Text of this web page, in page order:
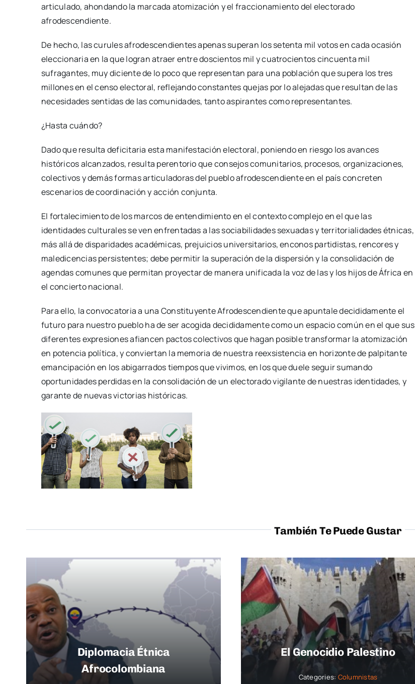
articulado, ahondando la marcada atomización y el fraccionamiento del electorado
afrodescendiente.
De hecho, las curules afrodescendientes apenas superan los setenta mil votos en cada ocasión
eleccionaria en la que logran atraer entre doscientos mil y cuatrocientos cincuenta mil
sufragantes, muy diciente de lo poco que representan para una población que supera los tres
millones en el censo electoral, reflejando constantes quejas por lo alejadas que resultan de las
necesidades sentidas de las comunidades, tanto aspirantes como representantes.
¿Hasta cuándo?
Dado que resulta deficitaria esta manifestación electoral, poniendo en riesgo los avances
históricos alcanzados, resulta perentorio que consejos comunitarios, procesos, organizaciones,
colectivos y demás formas articuladoras del pueblo afrodescendiente en el país concreten
escenarios de coordinación y acción conjunta.
El fortalecimiento de los marcos de entendimiento en el contexto complejo en el que las
identidades culturales se ven enfrentadas a las sociabilidades sexuadas y territorialidades étnicas,
más allá de disparidades académicas, prejuicios universitarios, enconos partidistas, rencores y
maledicencias persistentes; debe permitir la superación de la dispersión y la consolidación de
agendas comunes que permitan proyectar de manera unificada la voz de las y los hijos de África en
el concierto nacional.
Para ello, la convocatoria a una Constituyente Afrodescendiente que apuntale decididamente el
futuro para nuestro pueblo ha de ser acogida decididamente como un espacio común en el que sus
diferentes expresiones afiancen pactos colectivos que hagan posible transformar la atomización
en potencia política, y conviertan la memoria de nuestra reexsistencia en horizonte de palpitante
emancipación en los abigarrados tiempos que vivimos, en los que duele seguir sumando
oportunidades perdidas en la consolidación de un electorado vigilante de nuestras identidades, y
garante de nuevas victorias históricas.
También Te Puede Gustar
Diplomacia Étnica
Afrocolombiana
El Genocidio Palestino
Categories: Columnistas